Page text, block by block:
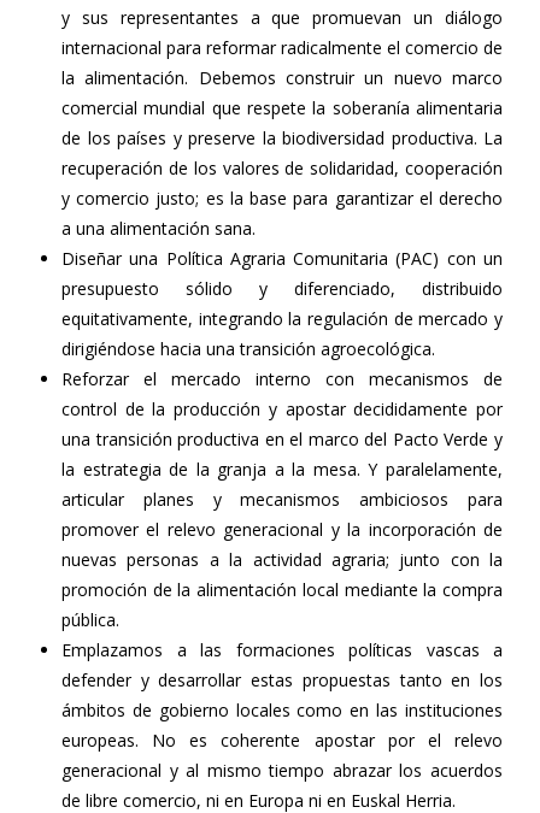
y sus representantes a que promuevan un diálogo
internacional para reformar radicalmente el comercio de
la alimentación. Debemos construir un nuevo marco
comercial mundial que respete la soberanía alimentaria
de los países y preserve la biodiversidad productiva. La
recuperación de los valores de solidaridad, cooperación
y comercio justo; es la base para garantizar el derecho
a una alimentación sana.
Diseñar una Política Agraria Comunitaria (PAC) con un
presupuesto sólido y diferenciado, distribuido
equitativamente, integrando la regulación de mercado y
dirigiéndose hacia una transición agroecológica.
Reforzar el mercado interno con mecanismos de
control de la producción y apostar decididamente por
una transición productiva en el marco del Pacto Verde y
la estrategia de la granja a la mesa. Y paralelamente,
articular planes y mecanismos ambiciosos para
promover el relevo generacional y la incorporación de
nuevas personas a la actividad agraria; junto con la
promoción de la alimentación local mediante la compra
pública.
Emplazamos a las formaciones políticas vascas a
defender y desarrollar estas propuestas tanto en los
ámbitos de gobierno locales como en las instituciones
europeas. No es coherente apostar por el relevo
generacional y al mismo tiempo abrazar los acuerdos
de libre comercio, ni en Europa ni en Euskal Herria.